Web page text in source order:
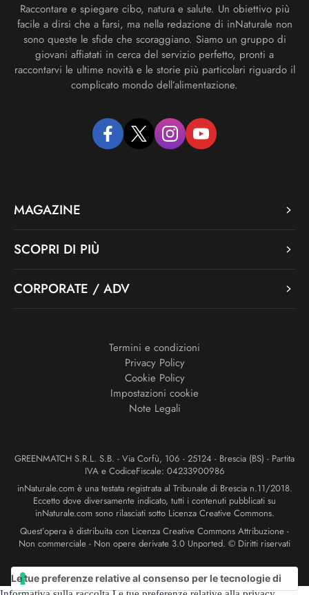
Raccontare e spiegare cibo, natura e salute. Un obiettivo più
facile a dirsi che a farsi, ma nella redazione di inNaturale non
sono queste le sfide che scoraggiano. Siamo un gruppo di
giovani affiatati in cerca del servizio perfetto, pronti a
raccontarvi le ultime novità e le storie più particolari riguardo il
complicato mondo dell’alimentazione.
facebooktwitter instagramyoutube
MAGAZINE
SCOPRI DI PIÙ
CORPORATE / ADV
Termini e condizioni
Privacy Policy
Cookie Policy
Impostazioni cookie
Note Legali
GREENMATCH S.R.L. S.B. - Via Corfù, 106 - 25124 - Brescia (BS) - Partita
IVA e CodiceFiscale: 04233900986
inNaturale.com è una testata registrata al Tribunale di Brescia n.11/2018.
Eccetto dove diversamente indicato, tutti i contenuti pubblicati su
inNaturale.com sono rilasciati sotto Licenza Creative Commons.
Quest’opera è distribuita con Licenza Creative Commons Attribuzione -
Non commerciale - Non opere derivate 3.0 Unported. © Diritti riservati
Le tue preferenze relative al consenso per le tecnologie di